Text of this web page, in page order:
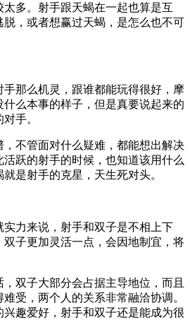
多。射手跟天蝎在一起也算是互
，或者想赢过天蝎，是怎么也不可
那么机灵，跟谁都能玩得很好，摩
么本事的样子，但是真要说起来的
手。
，不管面对什么疑难，都能想出解决
跃的射手的时候，也知道该用什么
是射手的克星，天生死对头。
力来说，射手和双子是不相上下
子更加灵活一点，会因地制宜，将
双子大部分会占据主导地位，而且
受，两个人的关系非常融洽协调。
兴趣爱好，射手和双子还是能成为很